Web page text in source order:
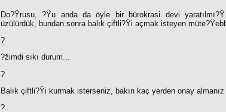
Do?Ÿrusu, ?Ÿu anda da öyle bir bürokrasi devi yaratılmı?Ÿ
üzülürdük, bundan sonra balık çiftli?Ÿi açmak isteyen
?
?žimdi sıkı durum...
?
Balık çiftli?Ÿi kurmak isterseniz, bakın kaç yerden onay
?